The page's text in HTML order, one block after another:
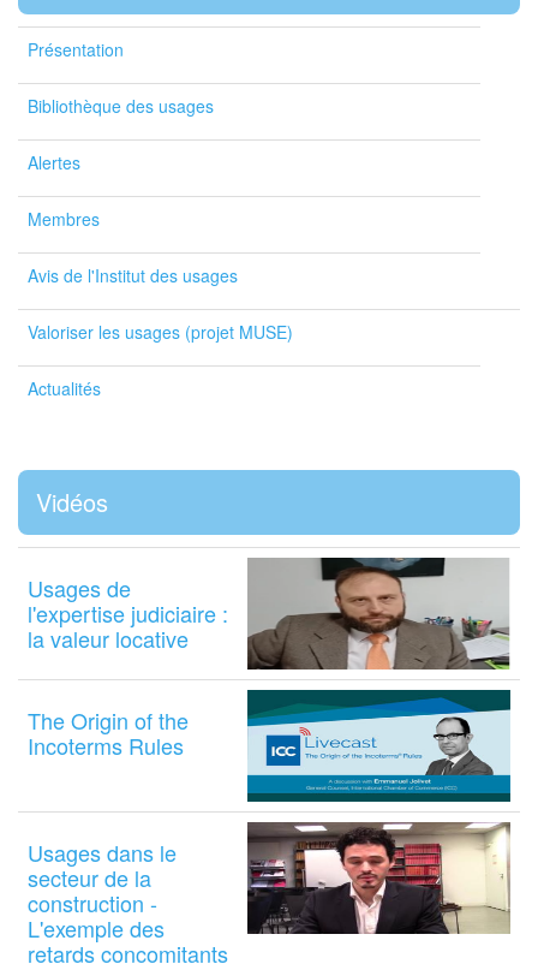
Présentation
Bibliothèque des usages
Alertes
Membres
Avis de l'Institut des usages
Valoriser les usages (projet MUSE)
Actualités
Vidéos
Usages de
l'expertise judiciaire :
la valeur locative
The Origin of the
Incoterms Rules
Usages dans le
secteur de la
construction -
L'exemple des
retards concomitants